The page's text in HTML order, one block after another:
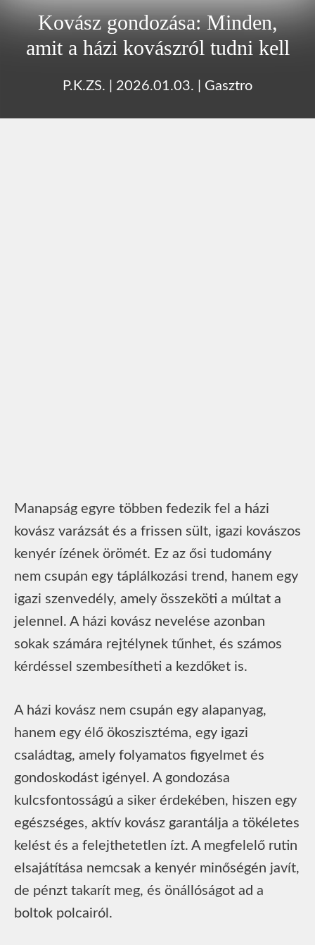
Kovász gondozása: Minden,
amit a házi kovászról tudni kell
P.K.ZS. 2026.01.03. Gasztro
Manapság egyre többen fedezik fel a házi
kovász varázsát és a frissen sült, igazi kovászos
kenyér ízének örömét. Ez az ősi tudomány
nem csupán egy táplálkozási trend, hanem egy
igazi szenvedély, amely összeköti a múltat a
jelennel. A házi kovász nevelése azonban
sokak számára rejtélynek tűnhet, és számos
kérdéssel szembesítheti a kezdőket is.
A házi kovász nem csupán egy alapanyag,
hanem egy élő ökoszisztéma, egy igazi
családtag, amely folyamatos figyelmet és
gondoskodást igényel. A gondozása
kulcsfontosságú a siker érdekében, hiszen egy
egészséges, aktív kovász garantálja a tökéletes
kelést és a felejthetetlen ízt. A megfelelő rutin
elsajátítása nemcsak a kenyér minőségén javít,
de pénzt takarít meg, és önállóságot ad a
boltok polcairól.